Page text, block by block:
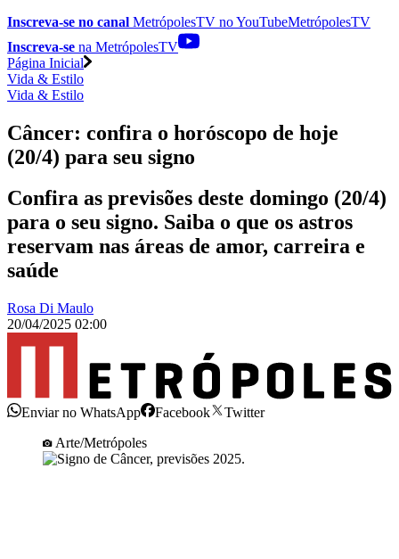
Inscreva-se no canal MetrópolesTV noYouTubeMetrópolesTV
Inscreva-se na MetrópolesTV
Página Inicial
Vida & Estilo
Vida & Estilo
Câncer: confira o horóscopo de hoje
(20/4) para seu signo
Confira as previsões deste domingo (20/4)
para o seu signo. Saiba o que os astros
reservam nas áreas de amor, carreira e
saúde
Rosa Di Maulo
20/04/2025 02:00
Enviar no WhatsApp Facebook
Twitter
Arte/Metrópoles